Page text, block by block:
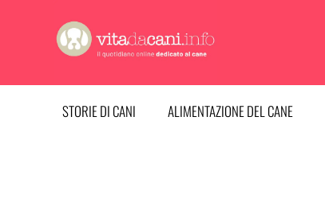
contenuto
STORIE DI CANI ALIMENTAZIONE DEL CANE